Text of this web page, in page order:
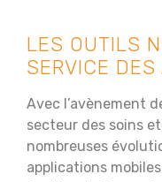
LES OUTILS
SERVICE
Avec l’avènement
secteur des soins
nombreuses
applications